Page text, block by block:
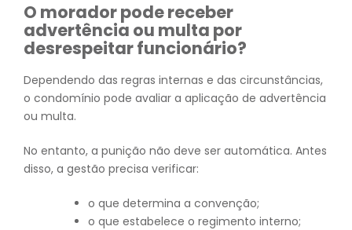
O morador pode receber
advertência ou multa por
desrespeitar funcionário?
Dependendo das regras internas e das circunstâncias,
o condomínio pode avaliar a aplicação de advertência
ou multa.
No entanto, a punição não deve ser automática. Antes
disso, a gestão precisa verificar:
o que determina a convenção;
o que estabelece o regimento interno;